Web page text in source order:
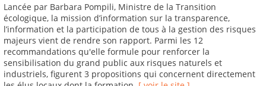
Lancée par Barbara Pompili, Ministre de la Transition
écologique, la mission d’information sur la transparence,
l’information et la participation de tous à la gestion des risques
majeurs vient de rendre son rapport. Parmi les 12
recommandations qu'elle formule pour renforcer la
sensibilisation du grand public aux risques naturels et
industriels, figurent 3 propositions qui concernent directement